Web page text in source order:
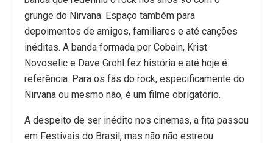
grunge do Nirvana. Espaço também para
depoimentos de amigos, familiares e até canções
inéditas. A banda formada por Cobain, Krist
Novoselic e Dave Grohl fez história e até hoje é
referência. Para os fãs do rock, especificamente do
Nirvana ou mesmo não, é um filme obrigatório.
A despeito de ser inédito nos cinemas, a fita passou
em Festivais do Brasil, mas não não estreou